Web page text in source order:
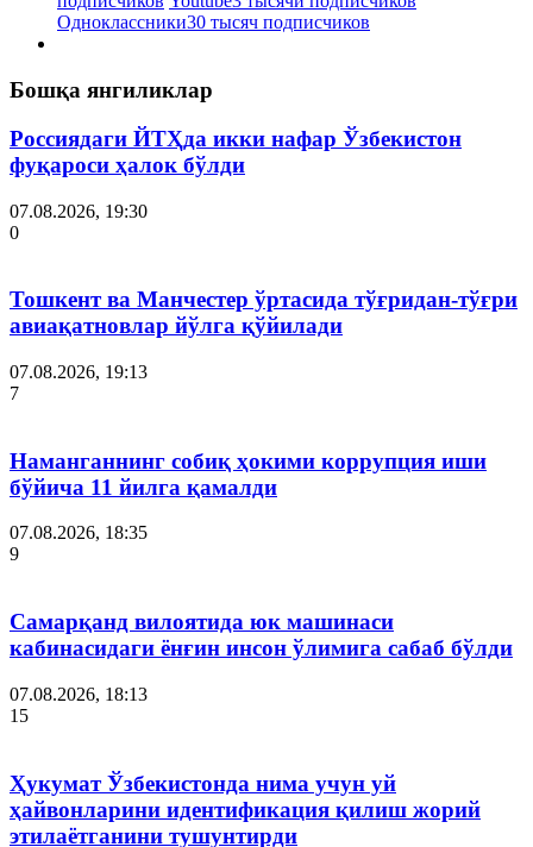
Одноклассники30 тысяч подписчиков
Бошқа янгиликлар
Россиядаги ЙТҲда икки нафар Ўзбекистон
фуқароси ҳалок бўлди
07.08.2026, 19:30
0
Тошкент ва Манчестер ўртасида тўғридан-тўғри
авиақатновлар йўлга қўйилади
07.08.2026, 19:13
7
Наманганнинг собиқ ҳокими коррупция иши
бўйича 11 йилга қамалди
07.08.2026, 18:35
9
Самарқанд вилоятида юк машинаси
кабинасидаги ёнғин инсон ўлимига сабаб бўлди
07.08.2026, 18:13
15
Ҳукумат Ўзбекистонда нима учун уй
ҳайвонларини идентификация қилиш жорий
этилаётганини тушунтирди